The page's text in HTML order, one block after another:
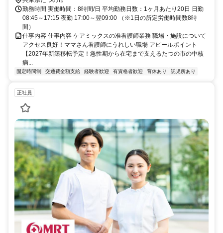
勤務時間 実働時間：8時間/日 平均勤務日数：1ヶ月あたり20日 日勤
08:45～17:15 夜勤 17:00～翌09:00 （※1日の所定労働時間数8時
間）
仕事内容 仕事内容 ケアミックスの准看護師業務 職場・施設について
アクセス良好！ママさん看護師にうれしい職場 アピールポイント
【2027年新築移転予定！急性期から在宅まで支えるたつの市の中核
病...
固定時間制 交通費全額支給 経験者歓迎 有資格者歓迎 育休あり 託児所あり
正社員